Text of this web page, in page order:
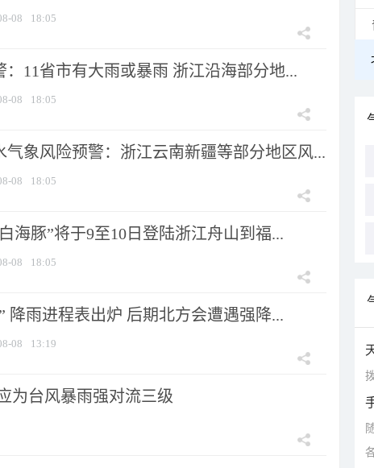
08 18:05
：11省市有大雨或暴雨 浙江沿海部分地...
08 18:05
气象风险预警：浙江云南新疆等部分地区风...
08 18:05
海豚”将于9至10日登陆浙江舟山到福...
08 18:05
降雨进程表出炉 后期北方会遭遇强降...
08 13:19
为台风暴雨强对流三级